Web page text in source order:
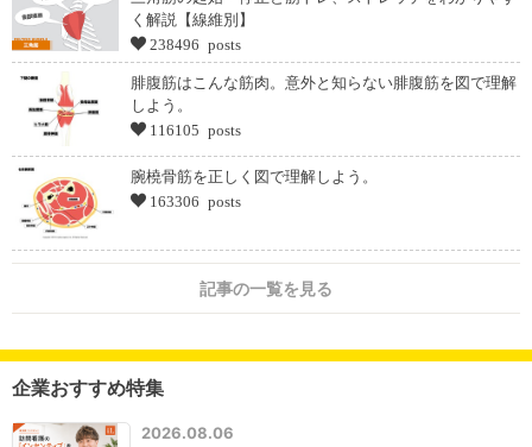
く解説【線維別】
238496 posts
腓腹筋はこんな筋肉。意外と知らない腓腹筋を図で理解
しよう。
116105 posts
腕橈骨筋を正しく図で理解しよう。
163306 posts
記事の一覧を見る
企業おすすめ特集
2026.08.06